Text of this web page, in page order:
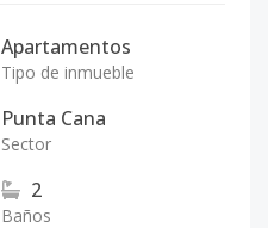
Apartamentos
Tipo de inmueble
Punta Cana
Sector
2
Baños